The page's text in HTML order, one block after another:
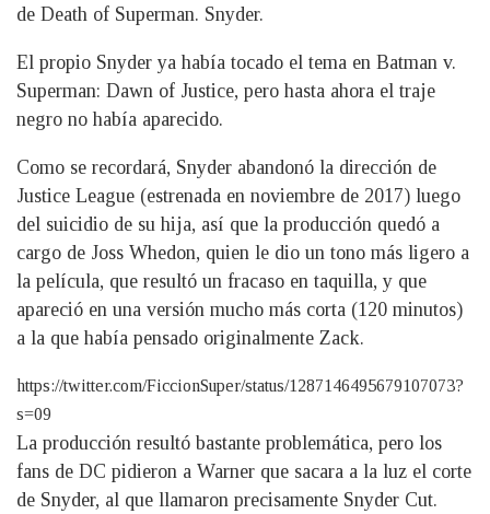
de Death of Superman. Snyder.
El propio Snyder ya había tocado el tema en Batman v.
Superman: Dawn of Justice, pero hasta ahora el traje
negro no había aparecido.
Como se recordará, Snyder abandonó la dirección de
Justice League (estrenada en noviembre de 2017) luego
del suicidio de su hija, así que la producción quedó a
cargo de Joss Whedon, quien le dio un tono más ligero a
la película, que resultó un fracaso en taquilla, y que
apareció en una versión mucho más corta (120 minutos)
a la que había pensado originalmente Zack.
https://twitter.com/FiccionSuper/status/1287146495679107073?
s=09
La producción resultó bastante problemática, pero los
fans de DC pidieron a Warner que sacara a la luz el corte
de Snyder, al que llamaron precisamente Snyder Cut.